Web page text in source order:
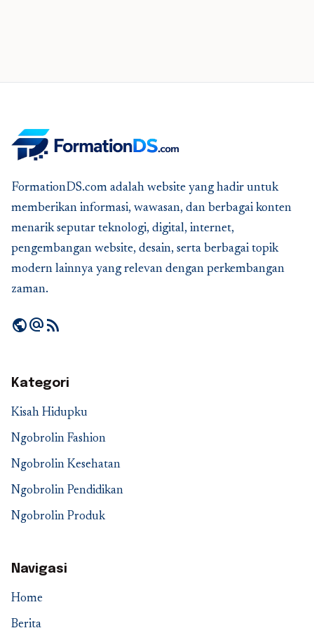
FormationDS.com adalah website yang hadir untuk
memberikan informasi, wawasan, dan berbagai konten
menarik seputar teknologi, digital, internet,
pengembangan website, desain, serta berbagai topik
modern lainnya yang relevan dengan perkembangan
zaman.
publicalternate_emailrss_feed
Kategori
Kisah Hidupku
Ngobrolin Fashion
Ngobrolin Kesehatan
Ngobrolin Pendidikan
Ngobrolin Produk
Navigasi
Home
Berita